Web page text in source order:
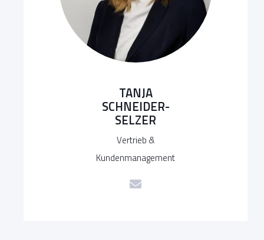
TANJA
SCHNEIDER-
SELZER
Vertrieb &
Kundenmanagement